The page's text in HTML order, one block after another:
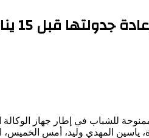
قبل 15 يناير
للشباب في إطار جهاز الوكالة
وليد، أمس الخميس، الذي أكد بأن